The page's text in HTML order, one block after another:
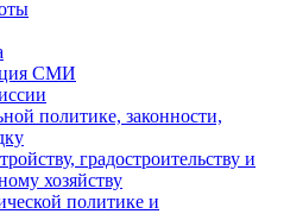
СМИ
политике, законности,
градостроительству и
хозяйству
политике и